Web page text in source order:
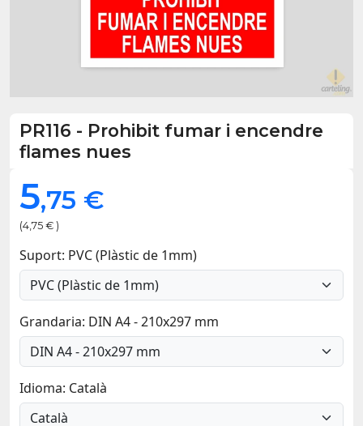
PR116 - Prohibit fumar i encendre
flames nues
5,75 €
(4,75 € )
Suport: PVC (Plàstic de 1mm)
Grandaria: DIN A4 - 210x297 mm
Idioma: Català